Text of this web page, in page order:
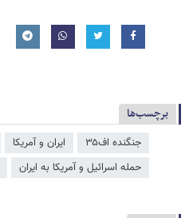
برچسب‌ها
جنگنده اف۳۵ ایران و آمریکا
حمله اسرائیل و آمریکا به ایران